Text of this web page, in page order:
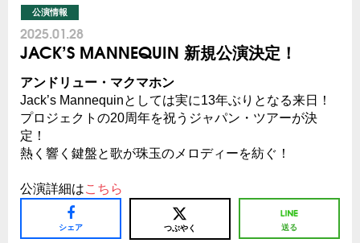
公演情報
2025.01.28
JACK’S MANNEQUIN 新規公演決定！
アンドリュー・マクマホン
Jack’s Mannequinとしては実に13年ぶりとなる来日！
プロジェクトの20周年を祝うジャパン・ツアーが決
定！
熱く響く鍵盤と歌が珠玉のメロディーを紡ぐ！
公演詳細はこちら
シェア つぶやく 送る